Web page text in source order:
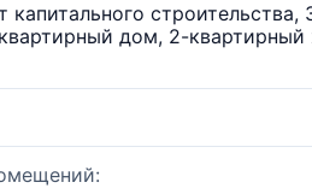
капитального строительства,
дом, 2-